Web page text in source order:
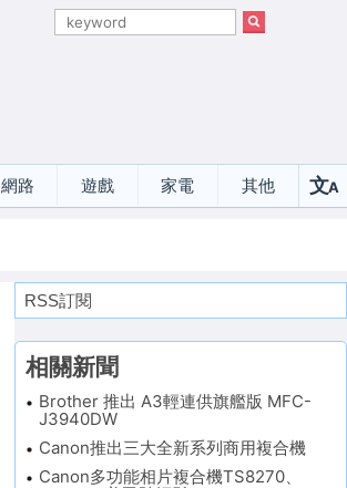
網路 遊戲 家電 其他 文A
RSS訂閱
相關新聞
Brother 推出 A3輕連供旗艦版 MFC-
J3940DW
Canon推出三大全新系列商用複合機
Canon多功能相片複合機TS8270、